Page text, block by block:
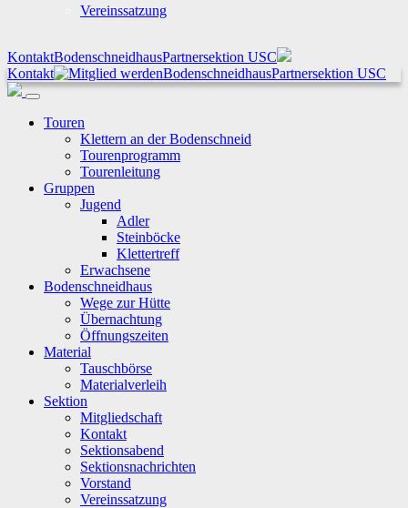
Vereinssatzung
KontaktBodenschneidhausPartnersektion USC
Kontakt
BodenschneidhausPartnersektion USC
Touren
Klettern an der Bodenschneid
Tourenprogramm
Tourenleitung
Gruppen
Jugend
Adler
Steinböcke
Klettertreff
Erwachsene
Bodenschneidhaus
Wege zur Hütte
Übernachtung
Öffnungszeiten
Material
Tauschbörse
Materialverleih
Sektion
Mitgliedschaft
Kontakt
Sektionsabend
Sektionsnachrichten
Vorstand
Vereinssatzung